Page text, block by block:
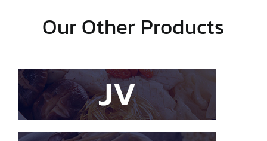
Our Other Products